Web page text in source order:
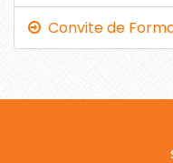
Convite de